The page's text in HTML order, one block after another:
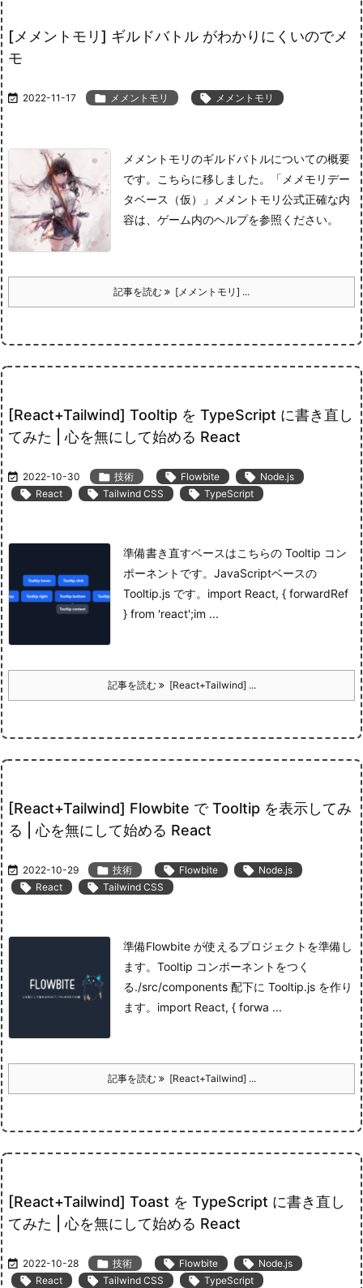
[メメントモリ] ギルドバトル がわかりにくいのでメ
モ
 2022-11-17  メメントモリ  メメントモリ
メメントモリのギルドバトルについての概要
です。 こちらに移しました。
「メメモリデー
タベース（仮）」
メメントモリ公式正確な内
容は、ゲーム内のヘルプを参照ください。
記事を読む [メメントモリ] ...
[React+Tailwind] Tooltip を TypeScript に書き直し
てみた | 心を無にして始める React
 2022-10-30  技術  Flowbite  Node.js
 React  Tailwind CSS  TypeScript
準備書き直すベースはこちらの Tooltip コン
ポーネントです。JavaScriptベースの
Tooltip.js です。 import React, { forwardRef
} from 'react';im ...
記事を読む [React+Tailwind] ...
[React+Tailwind] Flowbite で Tooltip を表示してみ
る | 心を無にして始める React
 2022-10-29  技術  Flowbite  Node.js
 React  Tailwind CSS
準備Flowbite が使えるプロジェクトを準備し
ます。Tooltip コンポーネントをつく
る./src/components 配下に Tooltip.js を作り
ます。 import React, { forwa ...
記事を読む [React+Tailwind] ...
[React+Tailwind] Toast を TypeScript に書き直し
てみた | 心を無にして始める React
 2022-10-28  技術  Flowbite  Node.js
 React  Tailwind CSS  TypeScript